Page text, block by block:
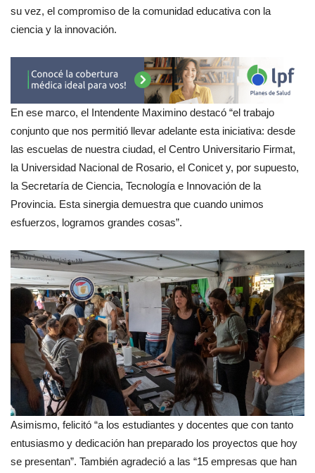
su vez, el compromiso de la comunidad educativa con la
ciencia y la innovación.
En ese marco, el Intendente Maximino destacó “el trabajo
conjunto que nos permitió llevar adelante esta iniciativa: desde
las escuelas de nuestra ciudad, el Centro Universitario Firmat,
la Universidad Nacional de Rosario, el Conicet y, por supuesto,
la Secretaría de Ciencia, Tecnología e Innovación de la
Provincia. Esta sinergia demuestra que cuando unimos
esfuerzos, logramos grandes cosas”.
Asimismo, felicitó “a los estudiantes y docentes que con tanto
entusiasmo y dedicación han preparado los proyectos que hoy
se presentan”. También agradeció a las “15 empresas que han